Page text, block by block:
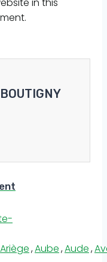
Ariège,Aube,Aude,